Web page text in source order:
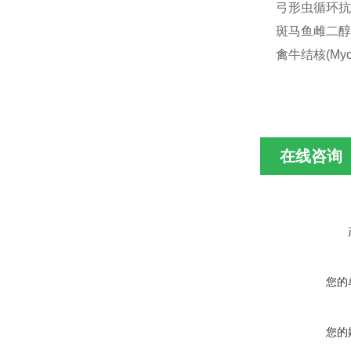
弓形虫循环
斑马鱼雌二
禽牛结核
在线咨询
您的
您的